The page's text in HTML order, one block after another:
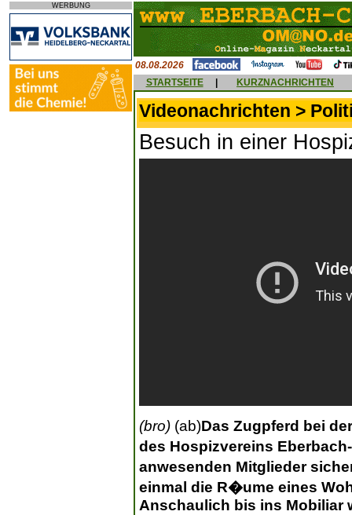
WERBUNG
08.08.2026
STARTSEITE
KURZNACHRICHTEN
Videonachrichten >
Besuch in einer
(bro) (ab)Das Zugpferd bei
des Hospizvereins
anwesenden Mitglieder
einmal die R�ume eines
Anschaulich bis ins Mobiliar